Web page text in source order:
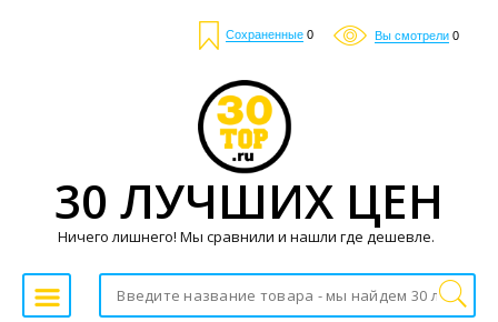
Сохраненные 0 Вы смотрели 0
30 ЛУЧШИХ ЦЕН
Ничего лишнего! Мы сравнили и нашли где дешевле.